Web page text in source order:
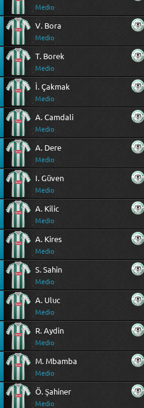
Medio
V. Bora
Medio
T. Borek
Medio
Ì. Çakmak
Medio
A. Camdali
Medio
A. Dere
Medio
I. Güven
Medio
A. Kilic
Medio
A. Kires
Medio
S. Sahin
Medio
A. Uluc
Medio
R. Aydin
Medio
M. Mbamba
Medio
Ö. Şahiner
Medio